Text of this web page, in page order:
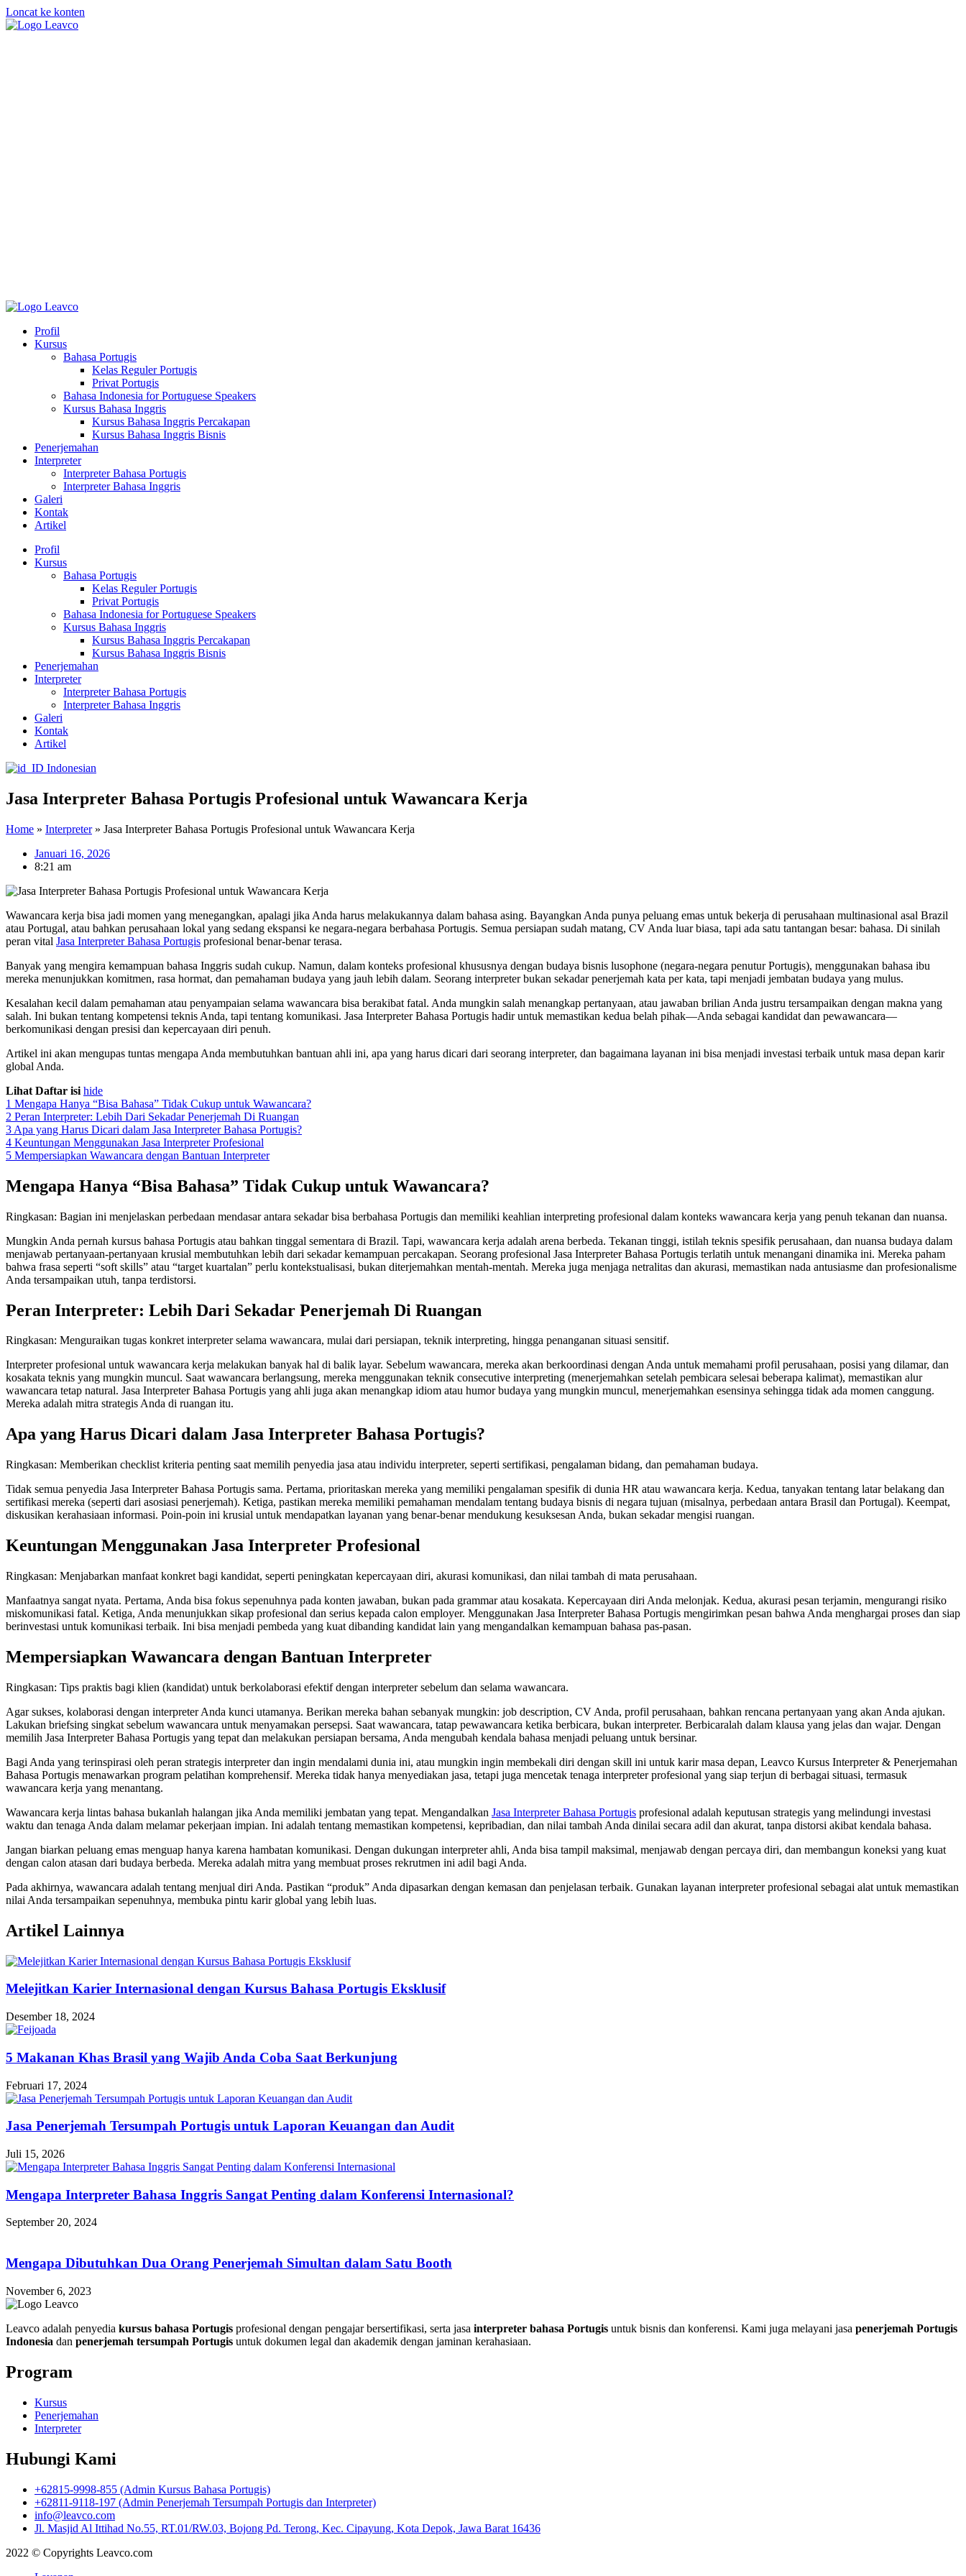
Loncat ke konten
Profil
Kursus
Bahasa Portugis
Kelas Reguler Portugis
Privat Portugis
Bahasa Indonesia for Portuguese Speakers
Kursus Bahasa Inggris
Kursus Bahasa Inggris Percakapan
Kursus Bahasa Inggris Bisnis
Penerjemahan
Interpreter
Interpreter Bahasa Portugis
Interpreter Bahasa Inggris
Galeri
Kontak
Artikel
Profil
Kursus
Bahasa Portugis
Kelas Reguler Portugis
Privat Portugis
Bahasa Indonesia for Portuguese Speakers
Kursus Bahasa Inggris
Kursus Bahasa Inggris Percakapan
Kursus Bahasa Inggris Bisnis
Penerjemahan
Interpreter
Interpreter Bahasa Portugis
Interpreter Bahasa Inggris
Galeri
Kontak
Artikel
Indonesian
Jasa Interpreter Bahasa Portugis Profesional untuk Wawancara Kerja
Home » Interpreter » Jasa Interpreter Bahasa Portugis Profesional untuk Wawancara Kerja
Januari 16, 2026
8:21 am
Wawancara kerja bisa jadi momen yang menegangkan, apalagi jika Anda harus melakukannya dalam bahasa asing. Bayangkan Anda punya peluang emas untuk bekerja di perusahaan multinasional asal Brazil
atau Portugal, atau bahkan perusahaan lokal yang sedang ekspansi ke negara-negara berbahasa Portugis. Semua persiapan sudah matang, CV Anda luar biasa, tapi ada satu tantangan besar: bahasa. Di sinilah
peran vital Jasa Interpreter Bahasa Portugis profesional benar-benar terasa.
Banyak yang mengira kemampuan bahasa Inggris sudah cukup. Namun, dalam konteks profesional khususnya dengan budaya bisnis lusophone (negara-negara penutur Portugis), menggunakan bahasa ibu
mereka menunjukkan komitmen, rasa hormat, dan pemahaman budaya yang jauh lebih dalam. Seorang interpreter bukan sekadar penerjemah kata per kata, tapi menjadi jembatan budaya yang mulus.
Kesalahan kecil dalam pemahaman atau penyampaian selama wawancara bisa berakibat fatal. Anda mungkin salah menangkap pertanyaan, atau jawaban brilian Anda justru tersampaikan dengan makna yang
salah. Ini bukan tentang kompetensi teknis Anda, tapi tentang komunikasi. Jasa Interpreter Bahasa Portugis hadir untuk memastikan kedua belah pihak—Anda sebagai kandidat dan pewawancara—
berkomunikasi dengan presisi dan kepercayaan diri penuh.
Artikel ini akan mengupas tuntas mengapa Anda membutuhkan bantuan ahli ini, apa yang harus dicari dari seorang interpreter, dan bagaimana layanan ini bisa menjadi investasi terbaik untuk masa depan karir
global Anda.
Lihat Daftar isi hide
1 Mengapa Hanya “Bisa Bahasa” Tidak Cukup untuk Wawancara?
2 Peran Interpreter: Lebih Dari Sekadar Penerjemah Di Ruangan
3 Apa yang Harus Dicari dalam Jasa Interpreter Bahasa Portugis?
4 Keuntungan Menggunakan Jasa Interpreter Profesional
5 Mempersiapkan Wawancara dengan Bantuan Interpreter
Mengapa Hanya “Bisa Bahasa” Tidak Cukup untuk Wawancara?
Ringkasan: Bagian ini menjelaskan perbedaan mendasar antara sekadar bisa berbahasa Portugis dan memiliki keahlian interpreting profesional dalam konteks wawancara kerja yang penuh tekanan dan nuansa.
Mungkin Anda pernah kursus bahasa Portugis atau bahkan tinggal sementara di Brazil. Tapi, wawancara kerja adalah arena berbeda. Tekanan tinggi, istilah teknis spesifik perusahaan, dan nuansa budaya dalam
menjawab pertanyaan-pertanyaan krusial membutuhkan lebih dari sekadar kemampuan percakapan. Seorang profesional Jasa Interpreter Bahasa Portugis terlatih untuk menangani dinamika ini. Mereka paham
bahwa frasa seperti “soft skills” atau “target kuartalan” perlu kontekstualisasi, bukan diterjemahkan mentah-mentah. Mereka juga menjaga netralitas dan akurasi, memastikan nada antusiasme dan profesionalisme
Anda tersampaikan utuh, tanpa terdistorsi.
Peran Interpreter: Lebih Dari Sekadar Penerjemah Di Ruangan
Ringkasan: Menguraikan tugas konkret interpreter selama wawancara, mulai dari persiapan, teknik interpreting, hingga penanganan situasi sensitif.
Interpreter profesional untuk wawancara kerja melakukan banyak hal di balik layar. Sebelum wawancara, mereka akan berkoordinasi dengan Anda untuk memahami profil perusahaan, posisi yang dilamar, dan
kosakata teknis yang mungkin muncul. Saat wawancara berlangsung, mereka menggunakan teknik consecutive interpreting (menerjemahkan setelah pembicara selesai beberapa kalimat), memastikan alur
wawancara tetap natural. Jasa Interpreter Bahasa Portugis yang ahli juga akan menangkap idiom atau humor budaya yang mungkin muncul, menerjemahkan esensinya sehingga tidak ada momen canggung.
Mereka adalah mitra strategis Anda di ruangan itu.
Apa yang Harus Dicari dalam Jasa Interpreter Bahasa Portugis?
Ringkasan: Memberikan checklist kriteria penting saat memilih penyedia jasa atau individu interpreter, seperti sertifikasi, pengalaman bidang, dan pemahaman budaya.
Tidak semua penyedia Jasa Interpreter Bahasa Portugis sama. Pertama, prioritaskan mereka yang memiliki pengalaman spesifik di dunia HR atau wawancara kerja. Kedua, tanyakan tentang latar belakang dan
sertifikasi mereka (seperti dari asosiasi penerjemah). Ketiga, pastikan mereka memiliki pemahaman mendalam tentang budaya bisnis di negara tujuan (misalnya, perbedaan antara Brasil dan Portugal). Keempat,
diskusikan kerahasiaan informasi. Poin-poin ini krusial untuk mendapatkan layanan yang benar-benar mendukung kesuksesan Anda, bukan sekadar mengisi ruangan.
Keuntungan Menggunakan Jasa Interpreter Profesional
Ringkasan: Menjabarkan manfaat konkret bagi kandidat, seperti peningkatan kepercayaan diri, akurasi komunikasi, dan nilai tambah di mata perusahaan.
Manfaatnya sangat nyata. Pertama, Anda bisa fokus sepenuhnya pada konten jawaban, bukan pada grammar atau kosakata. Kepercayaan diri Anda melonjak. Kedua, akurasi pesan terjamin, mengurangi risiko
miskomunikasi fatal. Ketiga, Anda menunjukkan sikap profesional dan serius kepada calon employer. Menggunakan Jasa Interpreter Bahasa Portugis mengirimkan pesan bahwa Anda menghargai proses dan siap
berinvestasi untuk komunikasi terbaik. Ini bisa menjadi pembeda yang kuat dibanding kandidat lain yang mengandalkan kemampuan bahasa pas-pasan.
Mempersiapkan Wawancara dengan Bantuan Interpreter
Ringkasan: Tips praktis bagi klien (kandidat) untuk berkolaborasi efektif dengan interpreter sebelum dan selama wawancara.
Agar sukses, kolaborasi dengan interpreter Anda kunci utamanya. Berikan mereka bahan sebanyak mungkin: job description, CV Anda, profil perusahaan, bahkan rencana pertanyaan yang akan Anda ajukan.
Lakukan briefsing singkat sebelum wawancara untuk menyamakan persepsi. Saat wawancara, tatap pewawancara ketika berbicara, bukan interpreter. Berbicaralah dalam klausa yang jelas dan wajar. Dengan
memilih Jasa Interpreter Bahasa Portugis yang tepat dan melakukan persiapan bersama, Anda mengubah kendala bahasa menjadi peluang untuk bersinar.
Bagi Anda yang terinspirasi oleh peran strategis interpreter dan ingin mendalami dunia ini, atau mungkin ingin membekali diri dengan skill ini untuk karir masa depan, Leavco Kursus Interpreter & Penerjemahan
Bahasa Portugis menawarkan program pelatihan komprehensif. Mereka tidak hanya menyediakan jasa, tetapi juga mencetak tenaga interpreter profesional yang siap terjun di berbagai situasi, termasuk
wawancara kerja yang menantang.
Wawancara kerja lintas bahasa bukanlah halangan jika Anda memiliki jembatan yang tepat. Mengandalkan Jasa Interpreter Bahasa Portugis profesional adalah keputusan strategis yang melindungi investasi
waktu dan tenaga Anda dalam melamar pekerjaan impian. Ini adalah tentang memastikan kompetensi, kepribadian, dan nilai tambah Anda dinilai secara adil dan akurat, tanpa distorsi akibat kendala bahasa.
Jangan biarkan peluang emas menguap hanya karena hambatan komunikasi. Dengan dukungan interpreter ahli, Anda bisa tampil maksimal, menjawab dengan percaya diri, dan membangun koneksi yang kuat
dengan calon atasan dari budaya berbeda. Mereka adalah mitra yang membuat proses rekrutmen ini adil bagi Anda.
Pada akhirnya, wawancara adalah tentang menjual diri Anda. Pastikan “produk” Anda dipasarkan dengan kemasan dan penjelasan terbaik. Gunakan layanan interpreter profesional sebagai alat untuk memastikan
nilai Anda tersampaikan sepenuhnya, membuka pintu karir global yang lebih luas.
Artikel Lainnya
Melejitkan Karier Internasional dengan Kursus Bahasa Portugis Eksklusif
Desember 18, 2024
5 Makanan Khas Brasil yang Wajib Anda Coba Saat Berkunjung
Februari 17, 2024
Jasa Penerjemah Tersumpah Portugis untuk Laporan Keuangan dan Audit
Juli 15, 2026
Mengapa Interpreter Bahasa Inggris Sangat Penting dalam Konferensi Internasional?
September 20, 2024
Mengapa Dibutuhkan Dua Orang Penerjemah Simultan dalam Satu Booth
November 6, 2023
Leavco adalah penyedia kursus bahasa Portugis profesional dengan pengajar bersertifikasi, serta jasa interpreter bahasa Portugis untuk bisnis dan konferensi. Kami juga melayani jasa penerjemah Portugis
Indonesia dan penerjemah tersumpah Portugis untuk dokumen legal dan akademik dengan jaminan kerahasiaan.
Program
Kursus
Penerjemahan
Interpreter
Hubungi Kami
+62815-9998-855 (Admin Kursus Bahasa Portugis)
+62811-9118-197 (Admin Penerjemah Tersumpah Portugis dan Interpreter)
info@leavco.com
Jl. Masjid Al Ittihad No.55, RT.01/RW.03, Bojong Pd. Terong, Kec. Cipayung, Kota Depok, Jawa Barat 16436
2022 © Copyrights Leavco.com